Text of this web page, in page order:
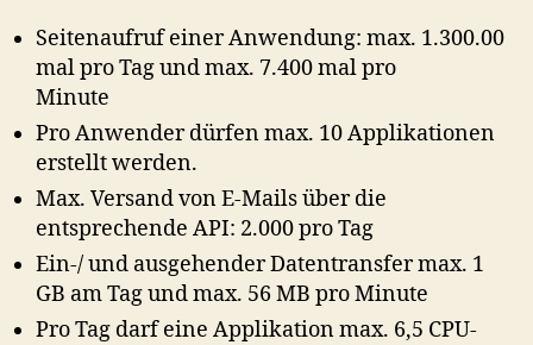
Seitenaufruf einer Anwendung: max. 1.300.00
mal pro Tag und max. 7.400 mal pro
Minute
Pro Anwender dürfen max. 10 Applikationen
erstellt werden.
Max. Versand von E-Mails über die
entsprechende API: 2.000 pro Tag
Ein-/ und ausgehender Datentransfer max. 1
GB am Tag und max. 56 MB pro Minute
Pro Tag darf eine Applikation max. 6,5 CPU-